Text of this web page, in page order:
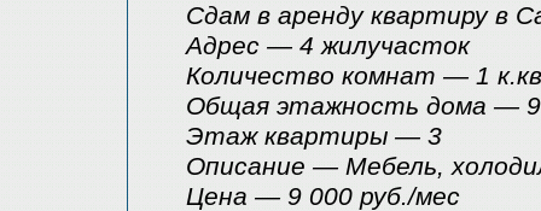
Сдам в аренду квартиру в
Адрес — 4 жилучасток
Количество комнат — 1
Общая этажность дома — 9
Этаж квартиры — 3
Описание — Мебель,
Цена — 9 000 руб./мес